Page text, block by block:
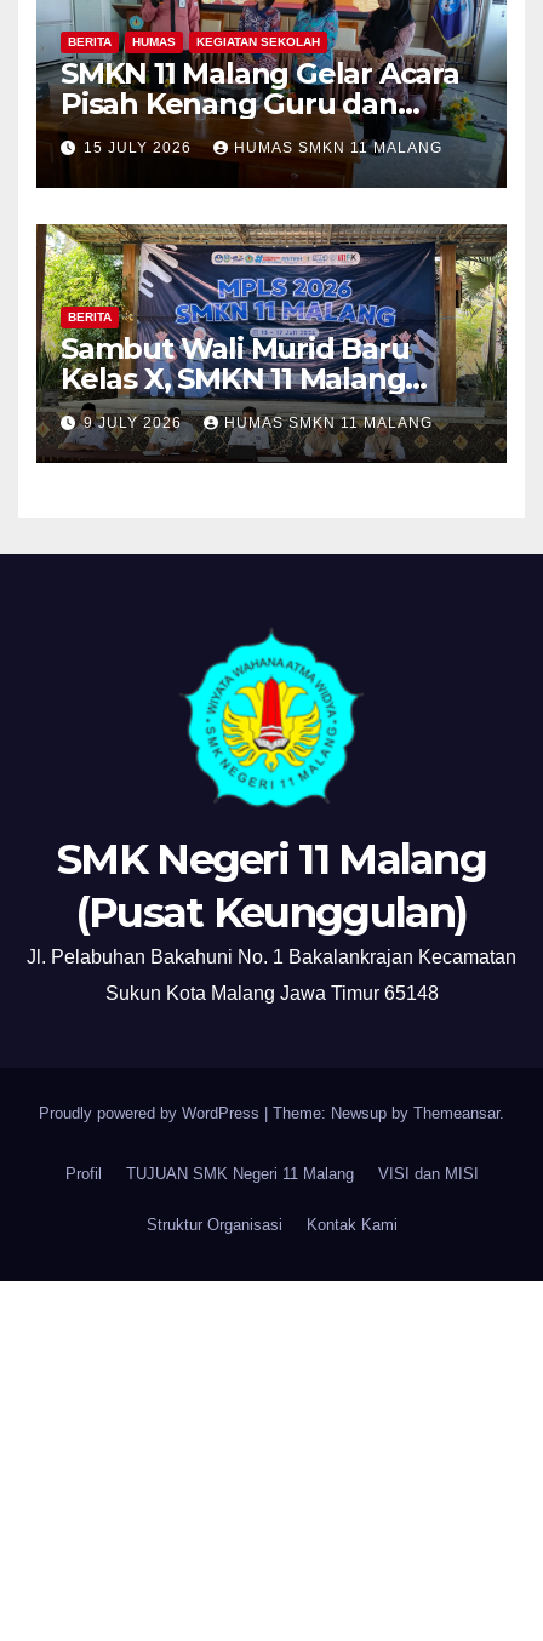
BERITA HUMAS KEGIATAN SEKOLAH
SMKN 11 Malang Gelar Acara
Pisah Kenang Guru dan
Tenaga Kependidikan yang
Purna Tugas dan Mutasi
Tugas
15 JULY 2026 HUMAS SMKN 11 MALANG
BERITA
Sambut Wali Murid Baru
Kelas X, SMKN 11 Malang
Sosialisasikan Komitmen
“MPLS Ramah”
9 JULY 2026 HUMAS SMKN 11 MALANG
SMK Negeri 11 Malang
(Pusat Keunggulan)
Jl. Pelabuhan Bakahuni No. 1 Bakalankrajan Kecamatan
Sukun Kota Malang Jawa Timur 65148
Proudly powered by WordPress Theme: Newsup by Themeansar.
Profil TUJUAN SMK Negeri 11 Malang VISI dan MISI
Struktur Organisasi Kontak Kami